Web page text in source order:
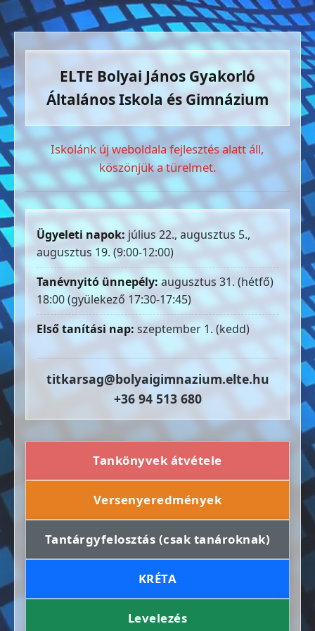
ELTE Bolyai János Gyakorló
Általános Iskola és Gimnázium
Iskolánk új weboldala fejlesztés alatt áll,
köszönjük a türelmet.
Ügyeleti napok: július 22., augusztus 5.,
augusztus 19. (9:00-12:00)
Tanévnyitó ünnepély: augusztus 31. (hétfő)
18:00 (gyülekező 17:30-17:45)
Első tanítási nap: szeptember 1. (kedd)
titkarsag@bolyaigimnazium.elte.hu
+36 94 513 680
Tankönyvek átvétele
Versenyeredmények
Tantárgyfelosztás (csak tanároknak)
KRÉTA
Levelezés